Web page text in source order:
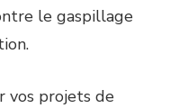
le gaspillage
vos projets de